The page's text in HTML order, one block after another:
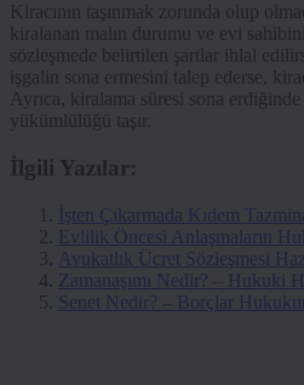
Kiracının taşınmak zorunda olup
kiralanan malın durumu ve evi
sözleşmede belirtilen şartlar ihlal
işgalin sona ermesini talep ederse,
Ayrıca, kiralama süresi sona
yükümlülüğü taşır.
İlgili Yazılar:
İşten Çıkarmada Kıdem
Evlilik Öncesi Anlaşmaların
Avukatlık Ücret Sözleşmesi
Zamanaşımı Nedir? – Hukuki
Senet Nedir? – Borçlar